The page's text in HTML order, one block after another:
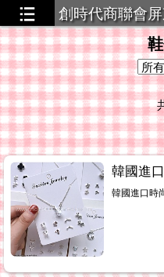
創時代商聯會
策略聯盟
韓國進
韓國進口時